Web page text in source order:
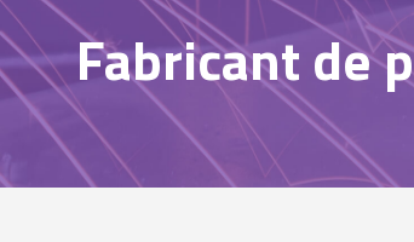
Fabricant de